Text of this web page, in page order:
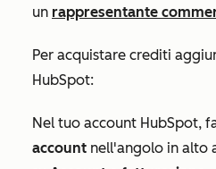
un rappresentante
Per acquistare crediti
HubSpot:
Nel tuo account HubSpot,
account nell'angolo in alto